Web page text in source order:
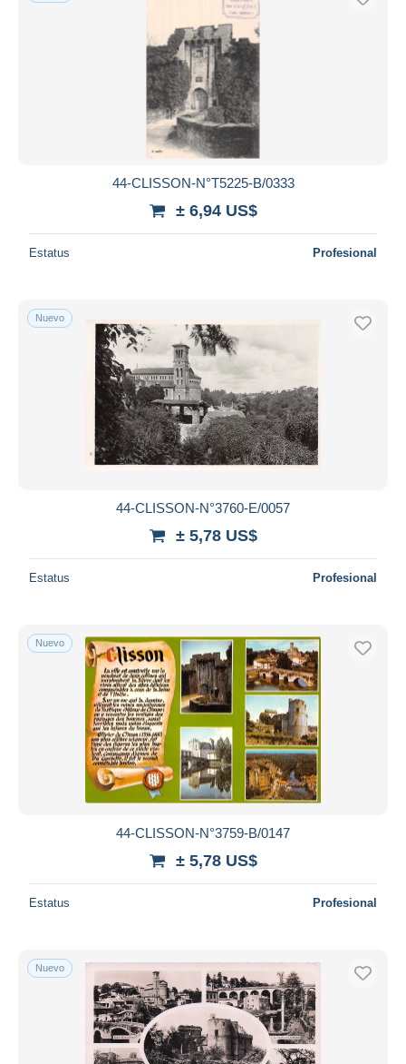
44-CLISSON-N°T5225-B/0333
± 6,94 US$
Estatus Profesional
Nuevo
44-CLISSON-N°3760-E/0057
± 5,78 US$
Estatus Profesional
Nuevo
44-CLISSON-N°3759-B/0147
± 5,78 US$
Estatus Profesional
Nuevo